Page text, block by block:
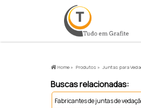
Home » Produtos » Juntas para
Buscas relacionadas:
Fabricantes de juntas de